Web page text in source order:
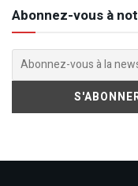
Abonnez-vous à